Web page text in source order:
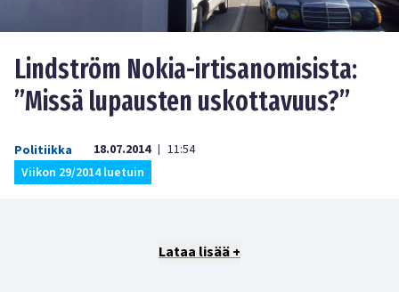
Lindström Nokia-irtisanomisista:
”Missä lupausten uskottavuus?”
Politiikka 18.07.2014 | 11:54
Viikon 29/2014 luetuin
Lataa lisää +